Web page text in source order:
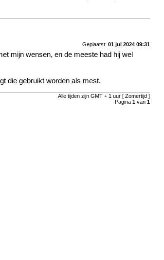
Geplaatst: 01 jul 2024 09:31
mijn wensen, en de meeste had hij wel
die gebruikt worden als mest.
Alle tijden zijn GMT + 1 uur [ Zomertijd ]
Pagina 1van 1